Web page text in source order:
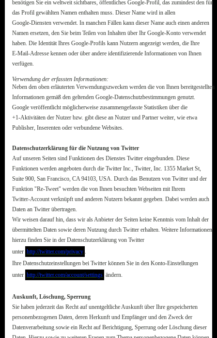
benötigen Sie ein weltweit sichtbares, öffentliches Google-Profil, das zumindest den für
das Profil gewählten Namen enthalten muss. Dieser Name wird in allen
Google-Diensten verwendet. In manchen Fällen kann dieser Name auch einen anderen
Namen ersetzen, den Sie beim Teilen von Inhalten über Ihr Google-Konto verwendet
haben. Die Identität Ihres Google-Profils kann Nutzern angezeigt werden, die Ihre
E-Mail-Adresse kennen oder über andere identifizierende Informationen von Ihnen
verfügen.
Verwendung der erfassten Informationen:
Neben den oben erläuterten Verwendungszwecken werden die von Ihnen bereitgestellten
Informationen gemäß den geltenden Google-Datenschutzbestimmungen genutzt.
Google veröffentlicht möglicherweise zusammengefasste Statistiken über die
+1-Aktivitäten der Nutzer bzw. gibt diese an Nutzer und Partner weiter, wie etwa
Publisher, Inserenten oder verbundene Websites.
Datenschutzerklärung für die Nutzung von Twitter
Auf unseren Seiten sind Funktionen des Dienstes Twitter eingebunden. Diese
Funktionen werden angeboten durch die Twitter Inc., Twitter, Inc. 1355 Market St,
Suite 900, San Francisco, CA 94103, USA. Durch das Benutzen von Twitter und der
Funktion "Re-Tweet" werden die von Ihnen besuchten Webseiten mit Ihrem
Twitter-Account verknüpft und anderen Nutzern bekannt gegeben. Dabei werden auch
Daten an Twitter übertragen.
Wir weisen darauf hin, dass wir als Anbieter der Seiten keine Kenntnis vom Inhalt der
übermittelten Daten sowie deren Nutzung durch Twitter erhalten. Weitere Informationen
hierzu finden Sie in der Datenschutzerklärung von Twitter
unter http://twitter.com/privacy
Ihre Datenschutzeinstellungen bei Twitter können Sie in den Konto-Einstellungen
unter http://twitter.com/account/settings ändern.
Auskunft, Löschung, Sperrung
Sie haben jederzeit das Recht auf unentgeltliche Auskunft über Ihre gespeicherten
personenbezogenen Daten, deren Herkunft und Empfänger und den Zweck der
Datenverarbeitung sowie ein Recht auf Berichtigung, Sperrung oder Löschung dieser